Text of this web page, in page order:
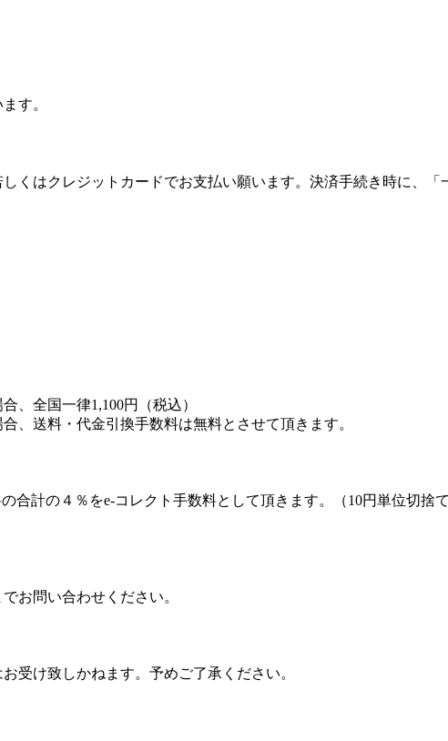
す。
くはクレジットカードでお支払い願います。決済手続き時に、
、全国一律1,100円（税込）
、送料・代金引換手数料は無料とさせて頂きます。
合計の４％をe-コレクト手数料として頂きます。（10円単位切捨
お問い合わせください。
受け致しかねます。予めご了承ください。